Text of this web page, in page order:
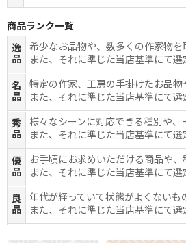
商品ランク一覧
逸
品
希少なお品物や、数多くの作家物を
また、それに準じた当店基準にて選
名
品
特定の作家、工房の手掛けたお品
また、それに準じた当店基準にて選
秀
品
様々なシーンに対応できる種別や
また、それに準じた当店基準にて選
優
品
お手頃にお求めいただける商品や
また、それに準じた当店基準にて選
良
品
年代が経っていて状態がよくないも
また、それに準じた当店基準にて